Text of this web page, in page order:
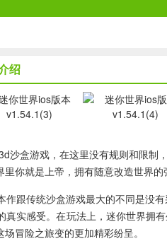
绍
沙盒游戏，在这里没有规则和限制
你就是上帝，拥有随意改造世界的
跟传统沙盒游戏最大的不同是没
实感受。在玩法上，迷你世界
冒险之旅变的更加精彩纷呈。